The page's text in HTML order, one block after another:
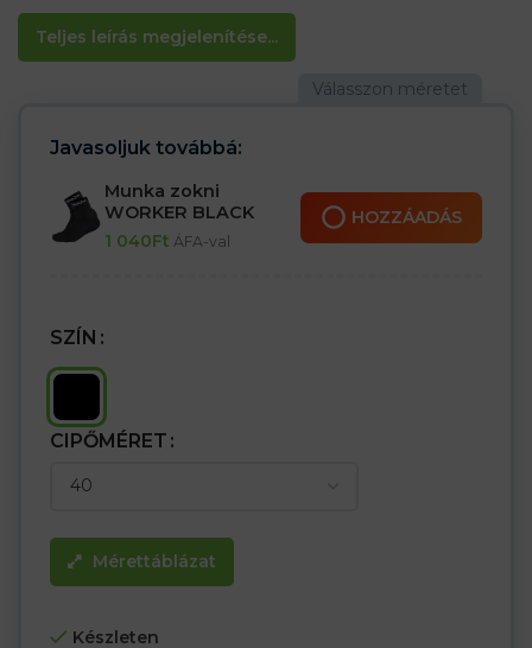
Teljes leírás megjelenítése...
Jellemzők:
– Csúszásmentes talp
általi átszúrástól
– Acélcsúcs 200 J / 15 kN
– Gumi hegyvédelem ásás ellen
– S1 P SR kategória
Javasoljuk továbbá:
Munka zokni
WORKER BLACK
1 040Ft ÁFA-val
HOZZÁADÁS
SZÍN
CIPŐMÉRET
Mérettáblázat
Készleten